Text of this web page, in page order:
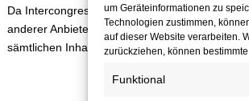
um Geräteinformationen zu
Technologien zustimmen,
auf dieser Website verarbeiten.
zurückziehen, können
Funktional
Da Intercongress GmbH keinen Einfluss auf
anderer Anbieter hat, distanziert sich
sämtlichen Inhalten aller auf dieser Webseite